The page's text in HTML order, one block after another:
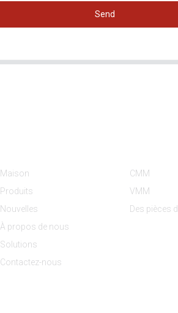
Send
Maison
Produits
Nouvelles
À propos de nous
Solutions
Contactez-nous
CMM
VMM
Des pièces